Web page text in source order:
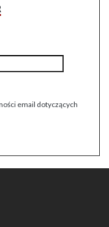
email dotyczących